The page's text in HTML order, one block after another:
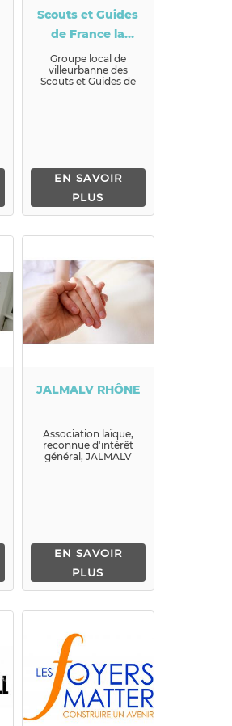
Scouts et Guides
de France la
Nativité
Groupe local de
villeurbanne des
Scouts et Guides de
EN SAVOIR
PLUS
JALMALV RHÔNE
Association laïque,
reconnue d'intérêt
général, JALMALV
EN SAVOIR
PLUS